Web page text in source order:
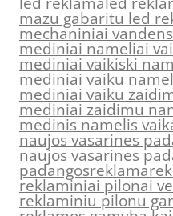
mazu gabaritu led
mechaniniai
mediniai nameliai
mediniai vaikiski
mediniai vaiku
mediniai vaiku
mediniai zaidimu
medinis namelis
naujos vasarines
naujos vasarines
padangosreklama
reklaminiai pilonai
reklaminiu pilonu